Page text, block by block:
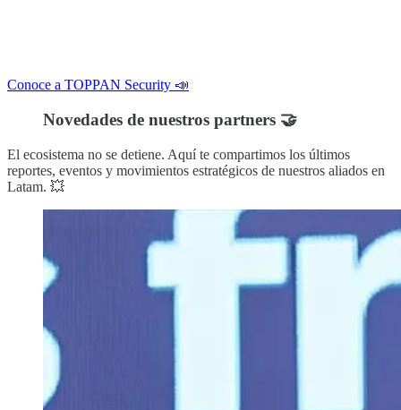
Conoce a TOPPAN Security 📣
Novedades de nuestros partners 🤝
El ecosistema no se detiene. Aquí te compartimos los últimos
reportes, eventos y movimientos estratégicos de nuestros aliados en
Latam. 💥